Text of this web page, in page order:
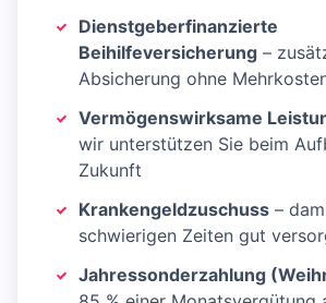
Dienstgeberfinanzierte
Beihilfeversicherung –
Absicherung ohne
Vermögenswirksame
wir unterstützen Sie beim
Zukunft
Krankengeldzuschuss –
schwierigen Zeiten gut
Jahressonderzahlung